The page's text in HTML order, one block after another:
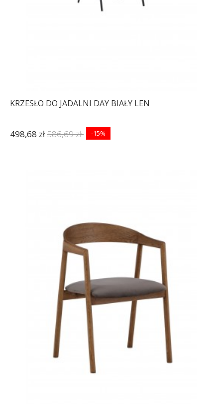
KRZESŁO DO JADALNI DAY BIAŁY LEN
498,68 zł586,69 zł -15%